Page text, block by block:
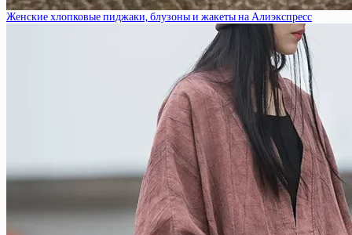
Женские хлопковые пиджаки, блузоны и жакеты на Алиэкспресс